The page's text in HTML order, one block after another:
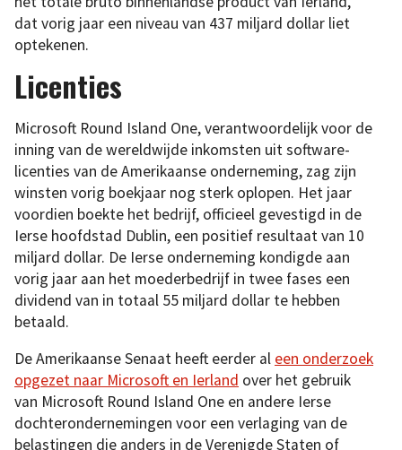
dat vorig jaar een niveau van 437 miljard dollar liet
optekenen.
Licenties
Microsoft Round Island One, verantwoordelijk voor de
inning van de wereldwijde inkomsten uit software-
licenties van de Amerikaanse onderneming, zag zijn
winsten vorig boekjaar nog sterk oplopen. Het jaar
voordien boekte het bedrijf, officieel gevestigd in de
Ierse hoofdstad Dublin, een positief resultaat van 10
miljard dollar. De Ierse onderneming kondigde aan
vorig jaar aan het moederbedrijf in twee fases een
dividend van in totaal 55 miljard dollar te hebben
betaald.
De Amerikaanse Senaat heeft eerder al een onderzoek
opgezet naar Microsoft en Ierland over het gebruik
van Microsoft Round Island One en andere Ierse
dochterondernemingen voor een verlaging van de
belastingen die anders in de Verenigde Staten of